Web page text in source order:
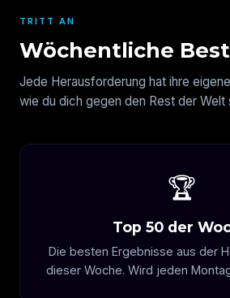
TRITT AN
Wöchentliche
Jede Herausforderung hat ihre
wie du dich gegen den Rest der Welt
🏆
Top 50 der
Die besten Ergebnisse aus der
dieser Woche. Wird jeden